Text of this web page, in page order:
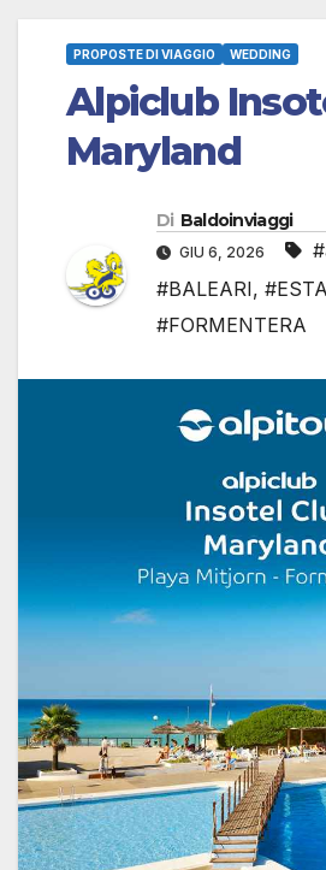
PROPOSTE DI VIAGGIO WEDDING
Alpiclub
Maryland
Di Baldoinviaggi
GIU 6, 2026
#BALEARI,
#FORMENTERA